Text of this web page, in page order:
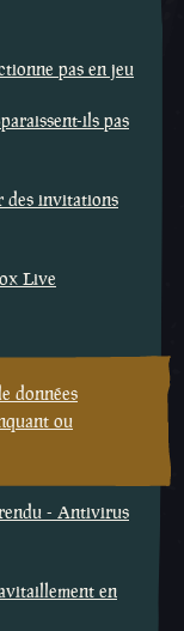
pas en jeu
ils pas
des invitations
Live
données
ou
- Antivirus
en